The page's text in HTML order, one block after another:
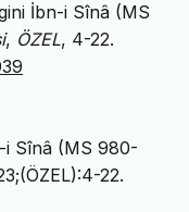
İbn-i Sînâ (MS
, ÖZEL, 4-22.
i Sînâ (MS 980-
22.